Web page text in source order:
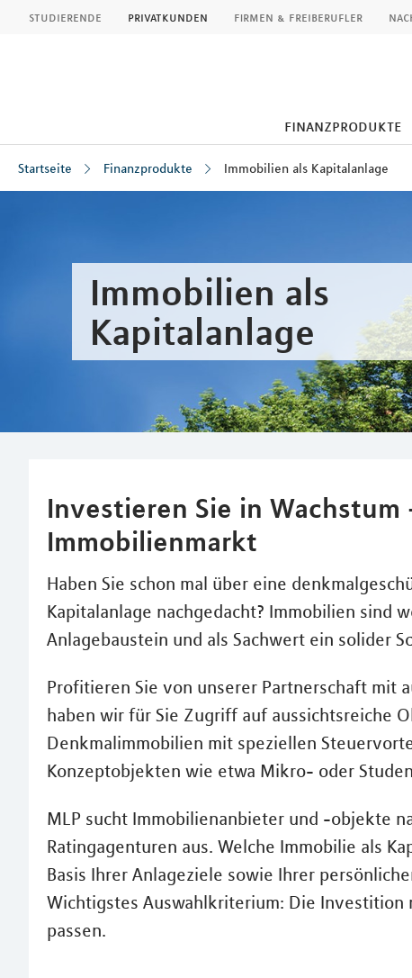
studierende privatkunden firmen & freiberufler
finanzprodukte
Startseite Finanzprodukte Immobilien als Kapitalanlage
Immobilien als
Kapitalanlage
Investieren Sie in
Immobilienmarkt
Haben Sie schon mal über eine
Kapitalanlage nachgedacht? Immobilien sind
Anlagebaustein und als Sachwert ein solider
Profitieren Sie von unserer Partnerschaft mit
haben wir für Sie Zugriff auf aussichtsreiche
Denkmalimmobilien mit speziellen
Konzeptobjekten wie etwa Mikro- oder
MLP sucht Immobilienanbieter und -objekte
Ratingagenturen aus. Welche Immobilie als
Basis Ihrer Anlageziele sowie Ihrer
Wichtigstes Auswahlkriterium: Die Investition
passen.